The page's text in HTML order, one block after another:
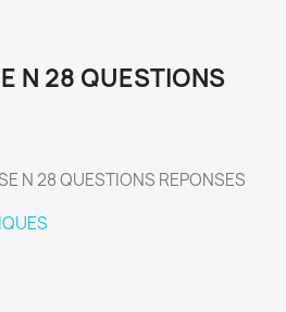
N 28 QUESTIONS
N 28 QUESTIONS REPONSES